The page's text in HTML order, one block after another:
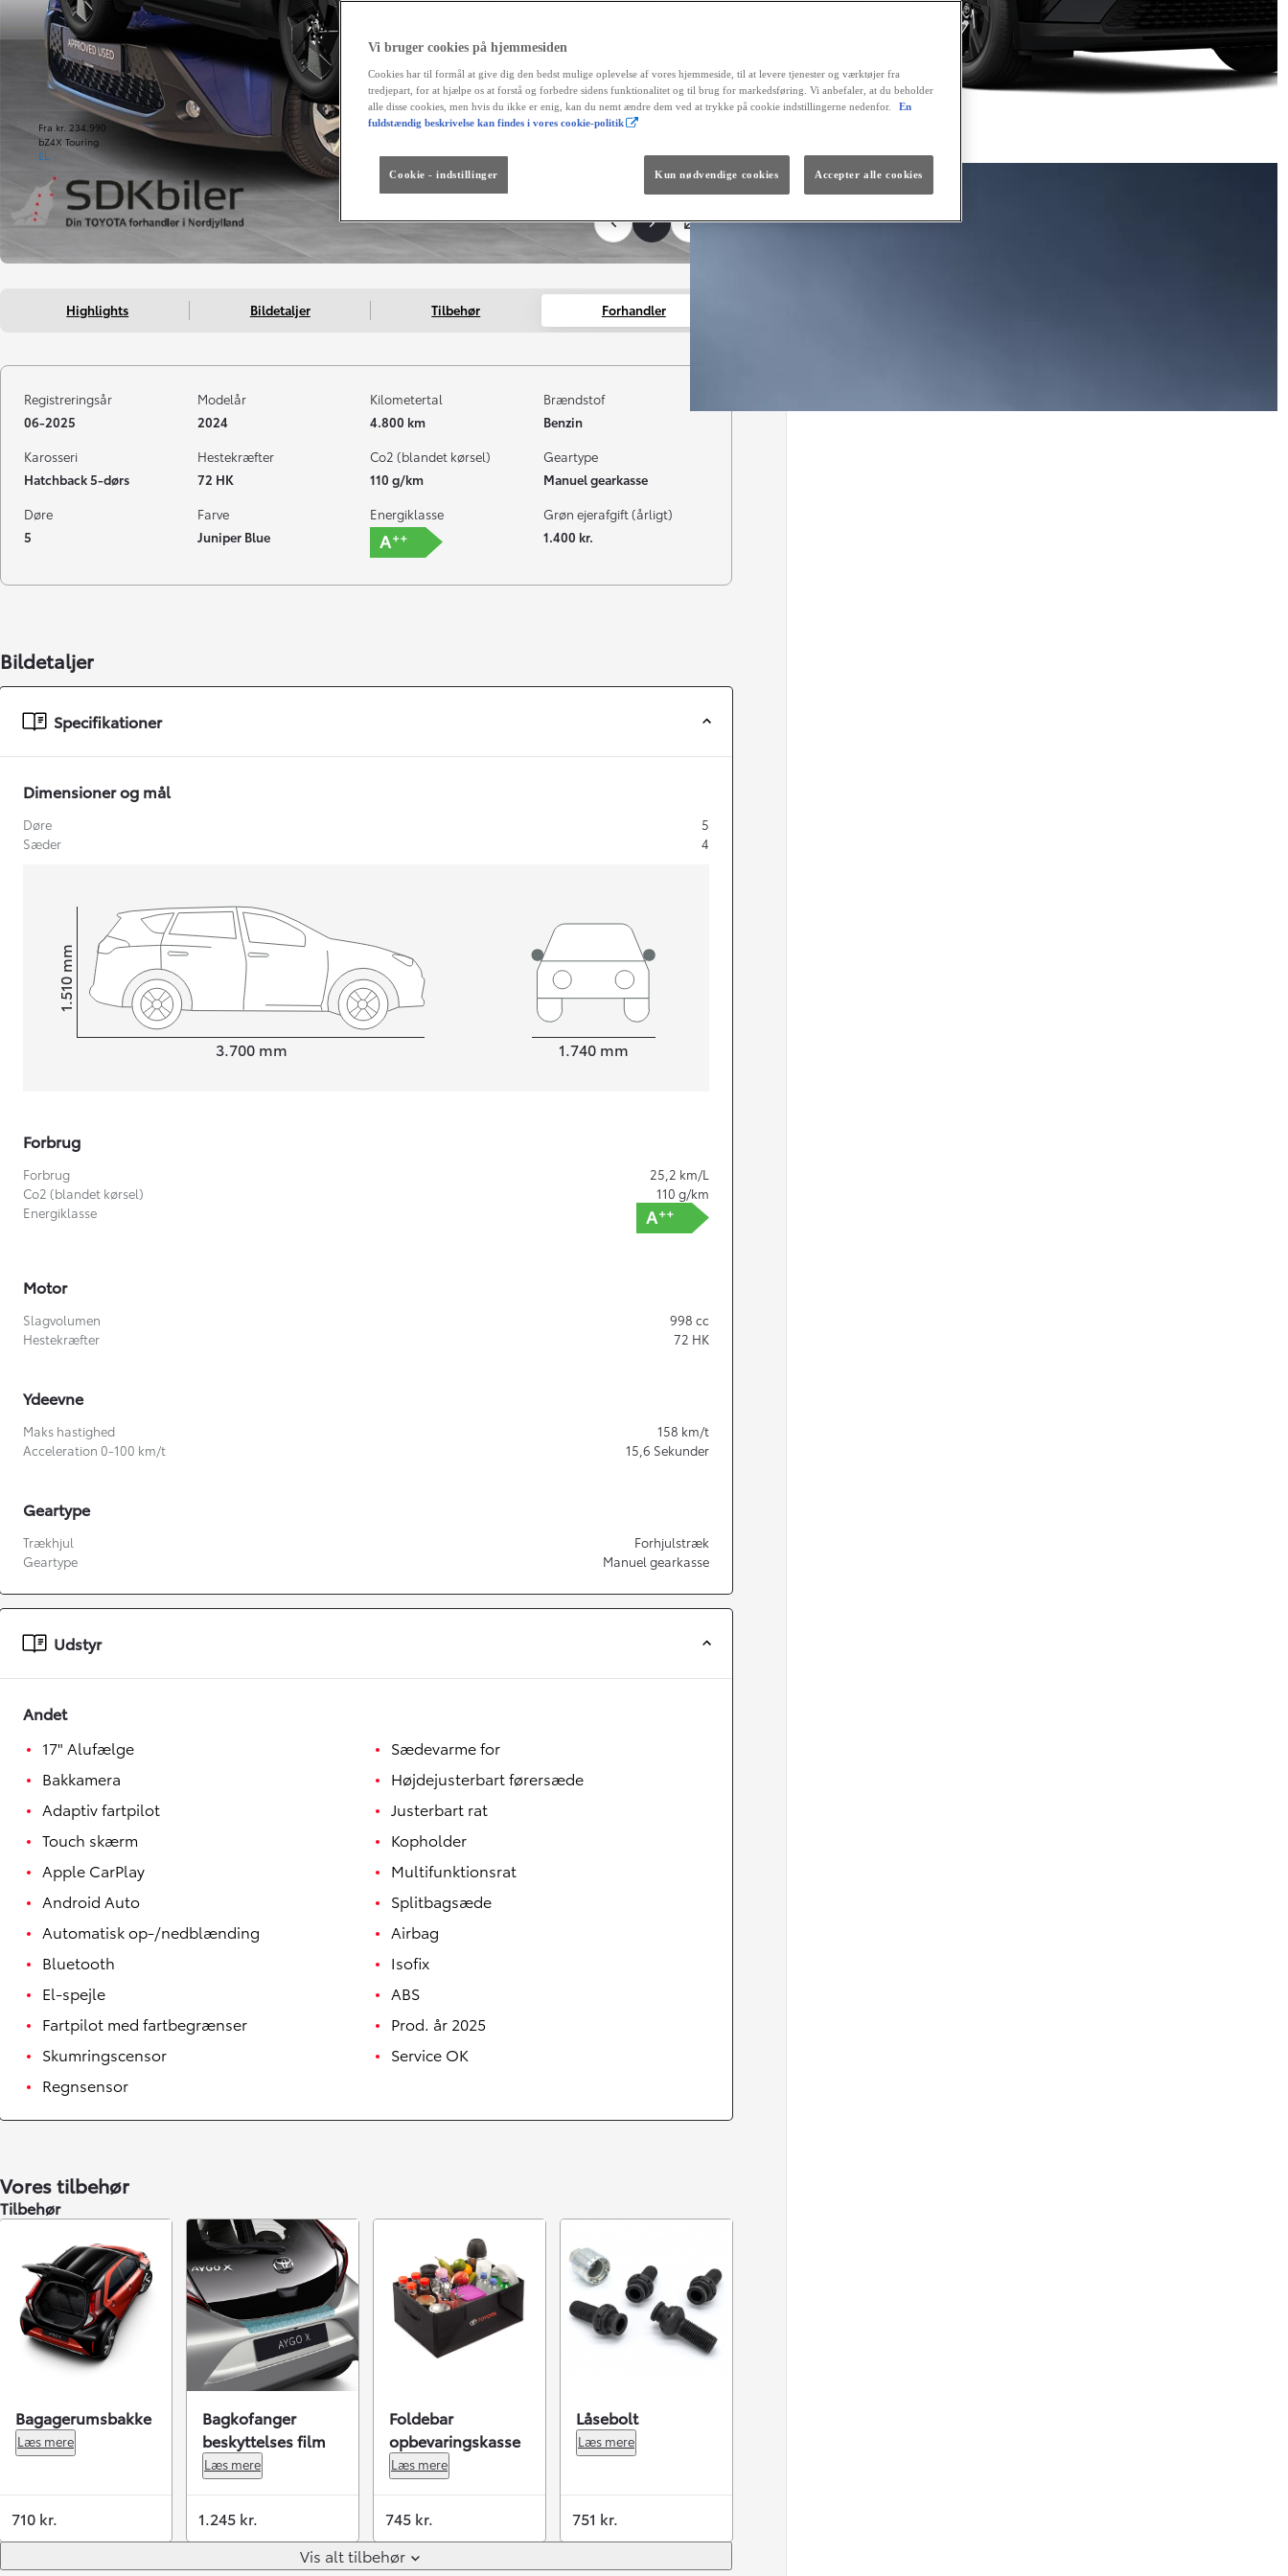
Fra kr. 234.990
bZ4X Touring
EL
Fra kr. 349.990
The soul lives on.
HYBRID
Highlights Bildetaljer Tilbehør Forhandler
Registreringsår
06-2025
Modelår
2024
Kilometertal
4.800 km
Brændstof
Benzin
Karosseri
Hatchback 5-dørs
Hestekræfter
72 HK
Co2 (blandet kørsel)
110 g/km
Geartype
Manuel gearkasse
Døre
5
Farve
Juniper Blue
Energiklasse
Grøn ejerafgift (årligt)
1.400 kr.
Bildetaljer
Specifikationer
Dimensioner og mål
Døre
5
Sæder
4
3.700 mm
Højt1.510
mm
1.740 mm
Forbrug
Forbrug 25,2 km/L
Co2 (blandet kørsel)
110 g/km
Energiklasse
Motor
Slagvolumen 998 cc
Hestekræfter
72 HK
Ydeevne
Maks hastighed 158 km/t
Acceleration 0-100 km/t
15,6 Sekunder
Geartype
Trækhjul
Forhjulstræk
Geartype
Manuel gearkasse
Udstyr
Andet
17" Alufælge
Bakkamera
Adaptiv fartpilot
Touch skærm
Apple CarPlay
Android Auto
Automatisk op-/nedblænding
Bluetooth
El-spejle
Fartpilot med fartbegrænser
Skumringscensor
Regnsensor
Sædevarme for
Højdejusterbart førersæde
Justerbart rat
Kopholder
Multifunktionsrat
Splitbagsæde
Airbag
Isofix
ABS
Prod. år 2025
Service OK
Vores tilbehør
Tilbehør
Bagagerumsbakke
Læs mere
710 kr.
Bagkofanger
beskyttelses film
Læs mere
1.245 kr.
Foldebar
opbevaringskasse
Læs mere
745 kr.
Låsebolt
Læs mere
751 kr.
Vis alt tilbehør
Vi bruger cookies på hjemmesiden
Cookies har til formål at give dig den bedst mulige oplevelse af vores hjemmeside, til at levere tjenester og værktøjer fra
tredjepart, for at hjælpe os at forstå og forbedre sidens funktionalitet og til brug for markedsføring. Vi anbefaler, at du beholder
alle disse cookies, men hvis du ikke er enig, kan du nemt ændre dem ved at trykke på cookie indstillingerne nedenfor.
En
fuldstændig beskrivelse kan findes i vores cookie-politik
Cookie - indstillinger Kun nødvendige cookies Accepter alle cookies